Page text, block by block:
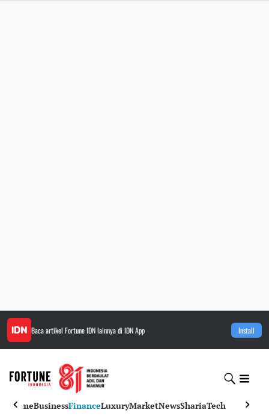
Baca artikel Fortune IDNlainnya di IDN App Install
HomeBusinessFinanceLuxuryMarketNewsShariaTech